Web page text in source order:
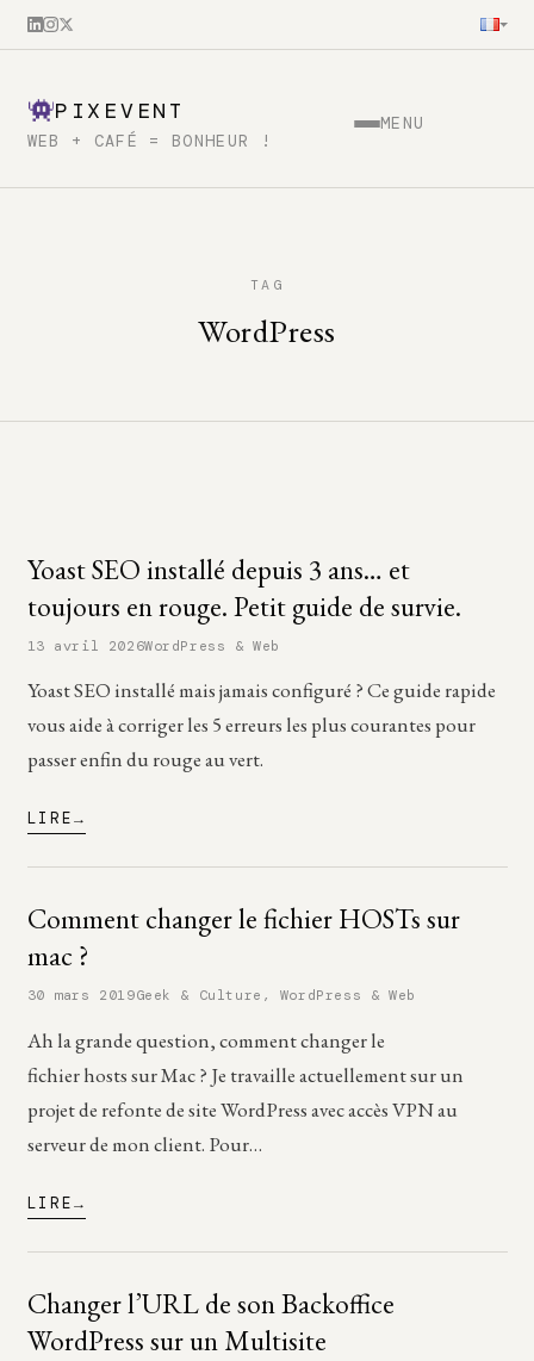
PIXEVENT
WEB + CAFÉ = BONHEUR !
MENU
TAG
WordPress
Yoast SEO installé depuis 3 ans… et
toujours en rouge. Petit guide de survie.
13 avril 2026WordPress & Web
Yoast SEO installé mais jamais configuré ? Ce guide rapide
vous aide à corriger les 5 erreurs les plus courantes pour
passer enfin du rouge au vert.
LIRE
Comment changer le fichier HOSTs sur
mac ?
30 mars 2019Geek & Culture , WordPress & Web
Ah la grande question, comment changer le
fichier hosts sur Mac ? Je travaille actuellement sur un
projet de refonte de site WordPress avec accès VPN au
serveur de mon client. Pour…
LIRE
Changer l’URL de son Backoffice
WordPress sur un Multisite